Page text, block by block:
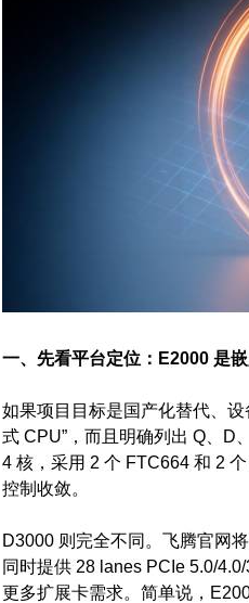
一、先看平台定位：E2000 是
如果项目目标是国产化替代、
式 CPU”，而且明确列出 Q、D
4 核，采用 2 个 FTC664 和 2
控制收敛。
D3000 则完全不同。飞腾官网
同时提供 28 lanes PCIe 5.0/
更多扩展卡需求。简单说，